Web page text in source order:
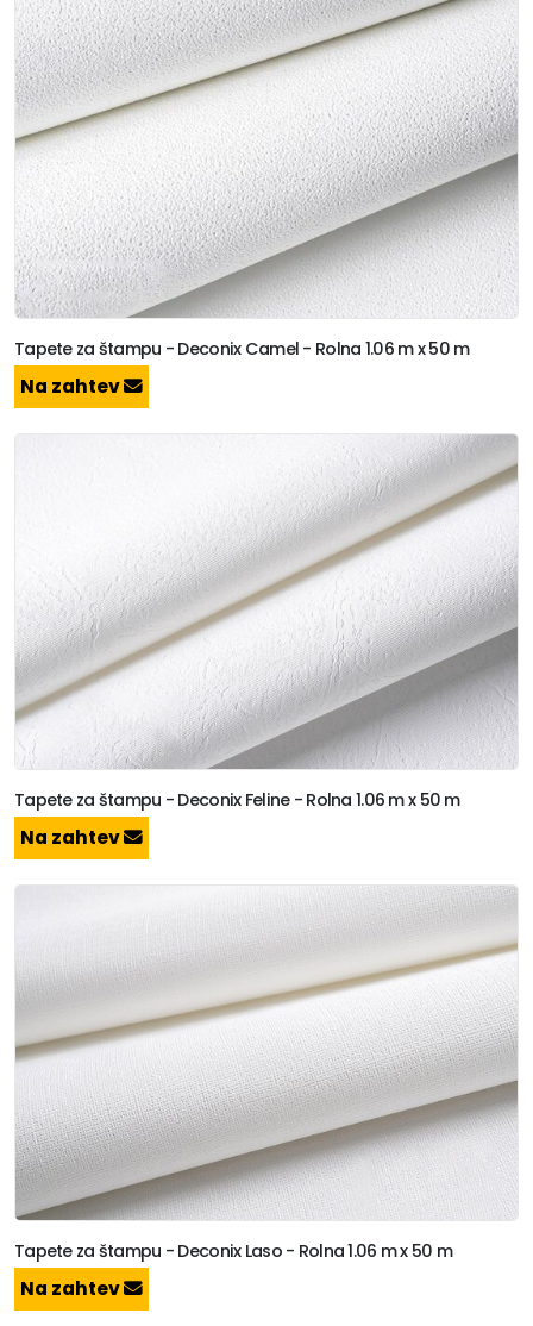
Tapete za štampu - Deconix Camel - Rolna 1.06 m x 50 m
Na zahtev
Tapete za štampu - Deconix Feline - Rolna 1.06 m x 50 m
Na zahtev
Tapete za štampu - Deconix Laso - Rolna 1.06 m x 50 m
Na zahtev